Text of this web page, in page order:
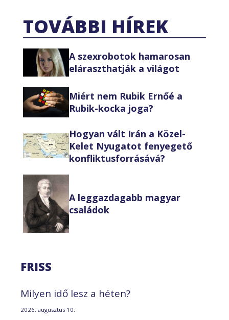
TOVÁBBI HÍREK
A szexrobotok hamarosan
eláraszthatják a világot
Miért nem Rubik Ernőé a
Rubik-kocka joga?
Hogyan vált Irán a Közel-
Kelet Nyugatot fenyegető
konfliktusforrásává?
A leggazdagabb magyar
családok
FRISS
Milyen idő lesz a héten?
2026. augusztus 10.